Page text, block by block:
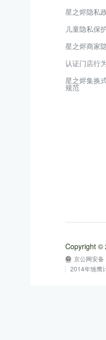
星之烬隐私
儿童隐私保
星之烬商家
认证门店行
星之烬集换
规范
Copyright ©
京公网安
2014年雏鹰